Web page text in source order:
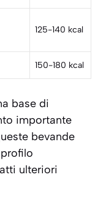
125-140 kcal
150-180 kcal
base di
importante
bevande
ulteriori